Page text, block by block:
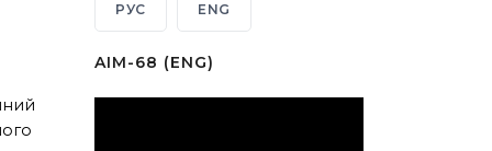
РУС ENG
AIM-68 (ENG)